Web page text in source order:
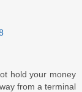
hold your money
from a terminal